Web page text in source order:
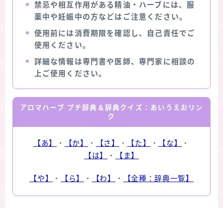
禁忌や相互作用がある精油・ハーブには、服
薬中や妊娠中の方などはご注意ください。
使用前には消費期限を確認し、自己責任でご
使用ください。
詳細な情報は専門書や医師、専門家に相談の
上ご使用ください。
アロマハーブ プチ辞典＆辞典クイズ：あいうえおリン
ク
【あ】 ・ 【か】 ・ 【さ】 ・ 【た】 ・ 【な】
・
【は】
・ 【ま】
【や】 ・ 【ら】 ・ 【わ】 ・ 【全種：辞典一覧】